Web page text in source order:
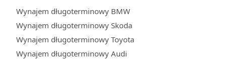
Wynajem długoterminowy BMW
Wynajem długoterminowy Skoda
Wynajem długoterminowy Toyota
Wynajem długoterminowy Audi